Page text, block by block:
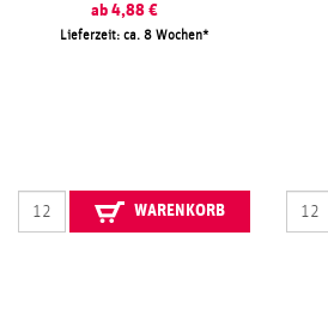
ab 4,88 €
Lieferzeit: ca. 8 Wochen
WARENKORB